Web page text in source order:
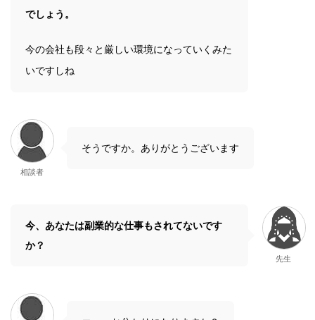
でしょう。
今の会社も段々と厳しい環境になっていくみた
いですしね
相談者
そうですか。ありがとうございます
今、あなたは副業的な仕事もされてないです
か？
先生